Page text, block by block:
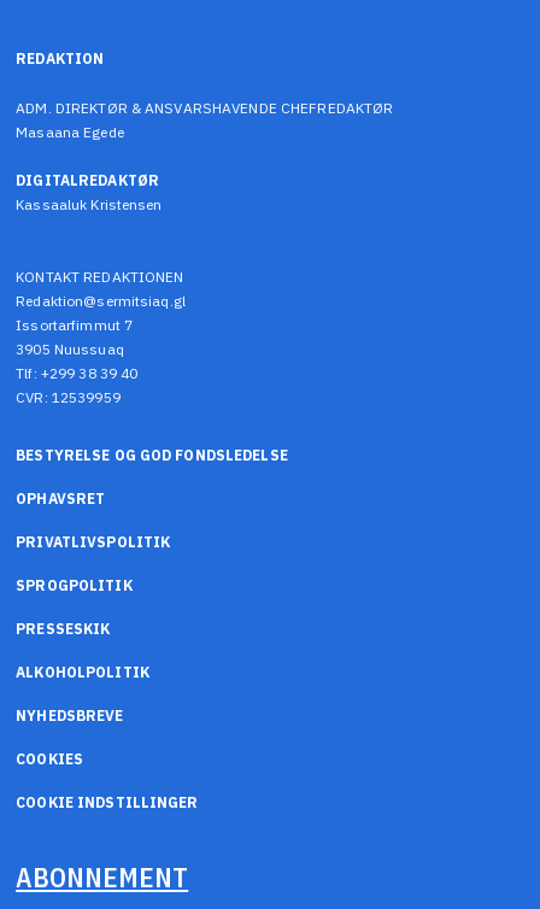
REDAKTION
ADM. DIREKTØR & ANSVARSHAVENDE CHEFREDAKTØR
Masaana Egede
DIGITALREDAKTØR
Kassaaluk Kristensen
KONTAKT REDAKTIONEN
Redaktion@sermitsiaq.gl
Issortarfimmut 7
3905 Nuussuaq
Tlf: +299 38 39 40
CVR: 12539959
BESTYRELSE OG GOD FONDSLEDELSE
OPHAVSRET
PRIVATLIVSPOLITIK
SPROGPOLITIK
PRESSESKIK
ALKOHOLPOLITIK
NYHEDSBREVE
COOKIES
COOKIE INDSTILLINGER
ABONNEMENT